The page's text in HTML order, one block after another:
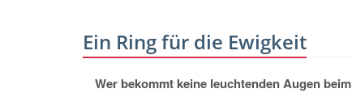
Ein Ring für die Ewigkeit
Wer bekommt keine leuchtenden Augen